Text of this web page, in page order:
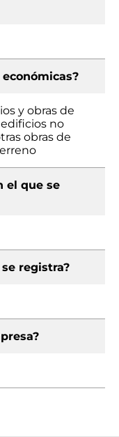
y obras de
no
obras de
el que se
registra?